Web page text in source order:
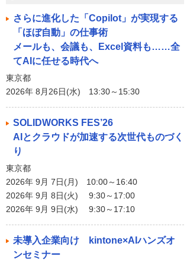
さらに進化した「Copilot」が実現する
「ほぼ自動」の仕事術
メールも、会議も、Excel資料も……全
てAIに任せる時代へ
東京都
2026年 8月26日(水) 13:30～15:30
SOLIDWORKS FES’26
AIとクラウドが加速する次世代ものづく
り
東京都
2026年 9月 7日(月) 10:00～16:40
2026年 9月 8日(火) 9:30～17:00
2026年 9月 9日(水) 9:30～17:10
未導入企業向け kintone×AIハンズオ
ンセミナー